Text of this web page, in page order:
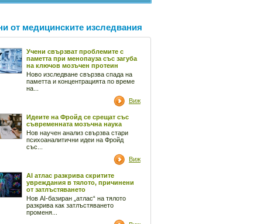
от медицинските изследвания
Учени свързват проблемите с
паметта при менопауза със загуба
на ключов мозъчен протеин
Ново изследване свързва спада на
паметта и концентрацията по време
на...
Виж
Идеите на Фройд се срещат със
съвременната мозъчна наука
Нов научен анализ свързва стари
психоаналитични идеи на Фройд
със...
Виж
AI атлас разкрива скритите
увреждания в тялото, причинени
от затлъстяването
Нов AI-базиран „атлас“ на тялото
разкрива как затлъстяването
променя...